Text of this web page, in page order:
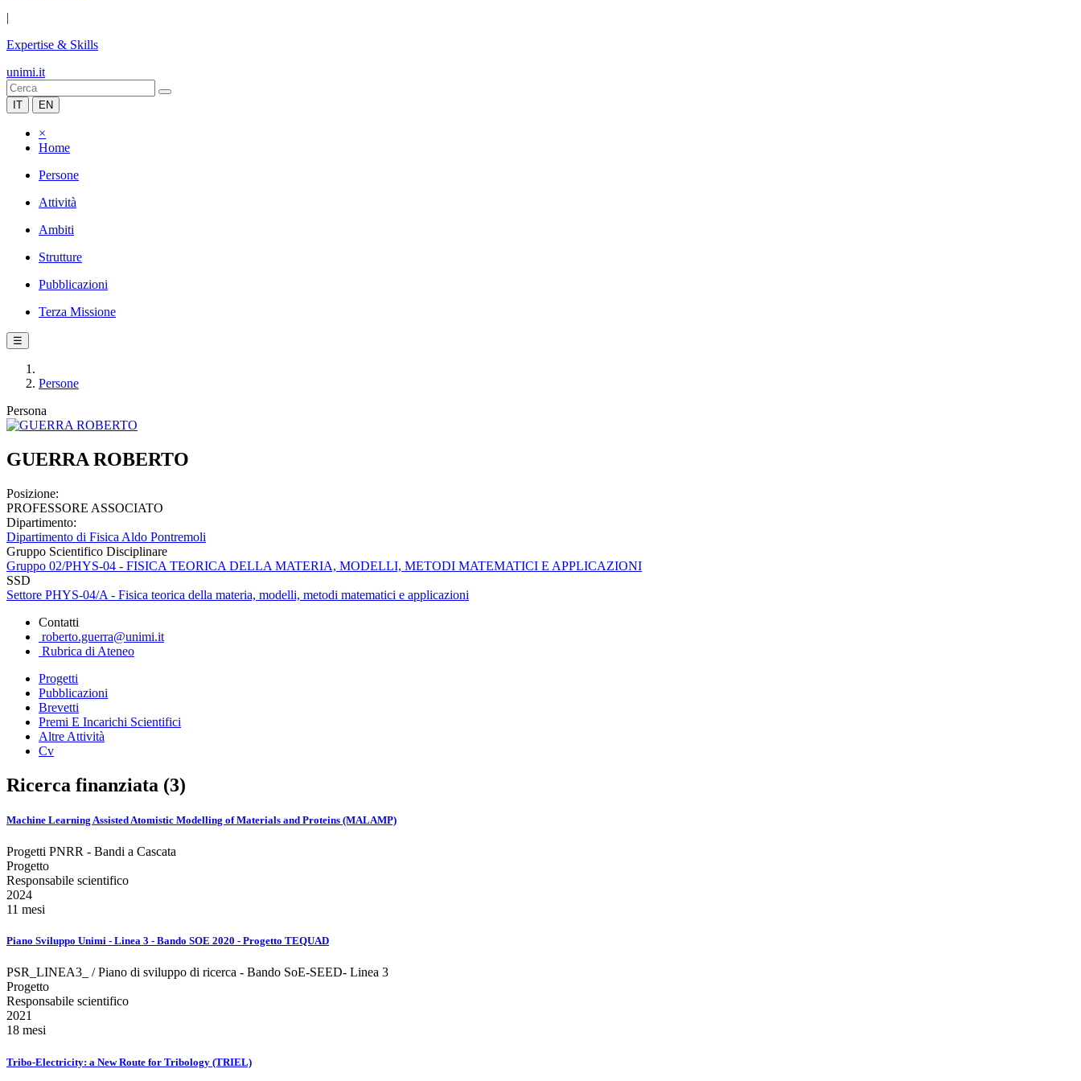
|
Expertise & Skills
unimi.it
IT EN
×
Home
Persone
Attività
Ambiti
Strutture
Pubblicazioni
Terza Missione
☰
Persone
Persona
GUERRA ROBERTO
Posizione:
PROFESSORE ASSOCIATO
Dipartimento:
Dipartimento di Fisica Aldo Pontremoli
Gruppo Scientifico Disciplinare
Gruppo 02/PHYS-04 - FISICA TEORICA DELLA MATERIA, MODELLI, METODI MATEMATICI E APPLICAZIONI
SSD
Settore PHYS-04/A - Fisica teorica della materia, modelli, metodi matematici e applicazioni
Contatti
roberto.guerra@unimi.it
Rubrica di Ateneo
Progetti
Pubblicazioni
Brevetti
Premi E Incarichi Scientifici
Altre Attività
Cv
Ricerca finanziata (3)
Machine Learning Assisted Atomistic Modelling of Materials and Proteins (MALAMP)
Progetti PNRR - Bandi a Cascata
Progetto
Responsabile scientifico
2024
11 mesi
Piano Sviluppo Unimi - Linea 3 - Bando SOE 2020 - Progetto TEQUAD
PSR_LINEA3_ / Piano di sviluppo di ricerca - Bando SoE-SEED- Linea 3
Progetto
Responsabile scientifico
2021
18 mesi
Tribo-Electricity: a New Route for Tribology (TRIEL)